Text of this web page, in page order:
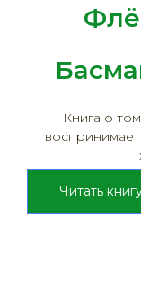
Книга о
Читать